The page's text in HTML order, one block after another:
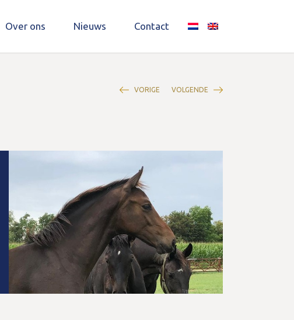
Over ons Nieuws Contact
VORIGE VOLGENDE